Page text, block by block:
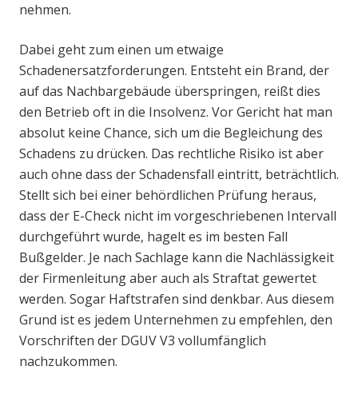
nehmen.
Dabei geht zum einen um etwaige
Schadenersatzforderungen. Entsteht ein Brand, der
auf das Nachbargebäude überspringen, reißt dies
den Betrieb oft in die Insolvenz. Vor Gericht hat man
absolut keine Chance, sich um die Begleichung des
Schadens zu drücken. Das rechtliche Risiko ist aber
auch ohne dass der Schadensfall eintritt, beträchtlich.
Stellt sich bei einer behördlichen Prüfung heraus,
dass der E-Check nicht im vorgeschriebenen Intervall
durchgeführt wurde, hagelt es im besten Fall
Bußgelder. Je nach Sachlage kann die Nachlässigkeit
der Firmenleitung aber auch als Straftat gewertet
werden. Sogar Haftstrafen sind denkbar. Aus diesem
Grund ist es jedem Unternehmen zu empfehlen, den
Vorschriften der DGUV V3 vollumfänglich
nachzukommen.